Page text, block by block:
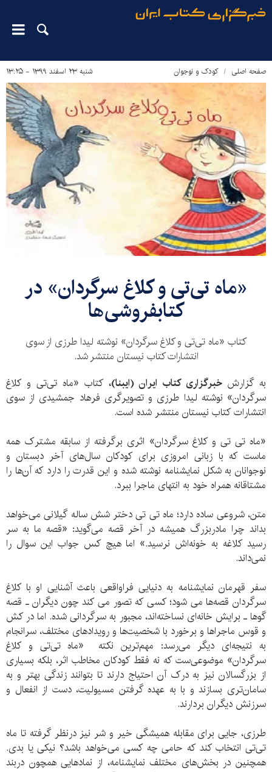
صفحه اصلی کودک و نوجوان شنبه ۲۳ اسفند ۱۳۹۹ - ۱۳:۲۵
«ماه تی‌تی و کلاغ سرگردان» در
کتابفروشی‌ها
کتاب «ماه تی‌تی و کلاغ سرگردان» نوشته لیدا طرزی از سوی
انتشارات کتاب نیستان منتشر شد.
به گزارش خبرگزاری کتاب ایران (ایبنا)، کتاب «ماه تی‌تی و کلاغ
سرگردان» نوشته لیدا طرزی و تصویرگری فرهاد جمشیدی از سوی
انتشارات کتاب نیستان منتشر شده است.
«ماه تی تی و کلاغ سرگردان» اثری برگرفته از سابقه مشترک همه
ماست که با زبانی امروزی برای کودکان سال‌های آخر دبستان و
نوجوانان به شکل نمایشنامه نوشته شده و این قدرت را دارد که آن‌ها را
مشتاقانه همراه خود به انتهای ماجرا ببرد.
متن، شروعی ساده دارد؛ ماه تی تی دختر شش ساله گیلانی می‌خواهد
بداند چرا مادربزرگ همیشه در آخر قصه می‌گوید: «قصه ما به سر
رسید کلاغه به خونه‌اش نرسید.» اما هیچ کس جواب این سوال را
نمی‌داند.
سفر قهرمان نمایشنامه به دنیایی فراواقعی باعث آشنایی او با کلاغ
سرگردان قصه‌ها می شود؛ کسی که تصور می کند چون دیگران ـ قصه
گوها ـ برایش خانه‌ای نساخته‌اند، مجبور به سرگردانی شده. اما در کش
و قوس ماجراها و برخورد با شخصیت‌ها و رویدادهای مختلف، سرانجام
به نتیجه‌ای دیگر می‌رسد: مهم‌ترین نکته «ماه تی‌تی و کلاغ
سرگردان» موضوعی‌ست که نه فقط کودکان مخاطب اثر، بلکه بسیاری
از بزرگسالان نیز به درک آن احتیاج دارند تا بتوانند زندگی بهتر و به
سامان‌تری بسازند و با به عهده گرفتن مسیولیت، دست از انفعال و
سرزنش دیگران بردارند.
طرزی، جایی برای مقابله همیشگی خیر و شر نیز درنظر گرفته تا ماه
تی‌تی انتخاب کند که حامی چه کسی می‌خواهد باشد؟ نیکی یا بدی.
همچنین در بخش‌های مختلف نمایشنامه، از نمادهایی همچون دربند